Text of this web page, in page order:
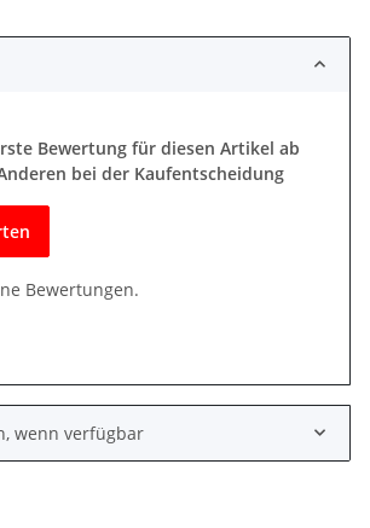
Bewertung für diesen Artikel ab
bei der Kaufentscheidung
Bewertungen.
wenn verfügbar